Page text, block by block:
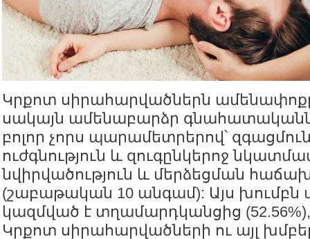
Կրքոտ սիրահարվածներն
սակայն ամենաբարձր
բոլոր չորս պարամետրերով՝
ուժգնություն և զուգընկերոջ
նվիրվածություն և մերձեցման
(շաբաթական 10 անգամ): Այս խումբն
կազմված է տղամարդկանցից
Կրքոտ սիրահարվածների ու այլ